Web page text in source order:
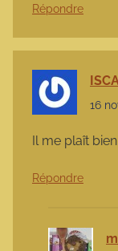
Répondre
16
Il me plaît
Répondre